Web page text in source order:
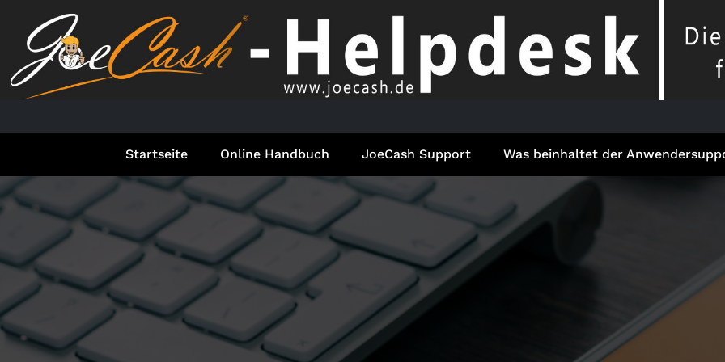
Inhalt
Startseite Online Handbuch JoeCash Support Was beinhaltet der